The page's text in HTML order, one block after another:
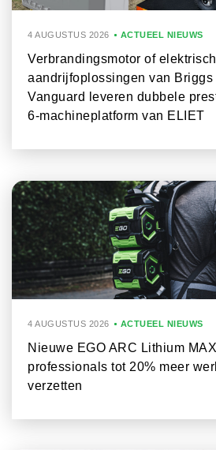
4 AUGUSTUS 2026 ACTUEEL NIEUWS
Verbrandingsmotor of
aandrijfoplossingen van Briggs
Vanguard leveren dubbele
6-machineplatform van ELIET
4 AUGUSTUS 2026 ACTUEEL NIEUWS
Nieuwe EGO ARC Lithium
professionals tot 20% meer
verzetten